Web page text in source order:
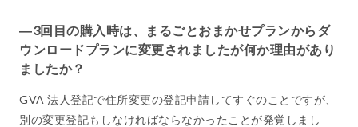
―3回目の購入時は、まるごとおまかせプランからダ
ウンロードプランに変更されましたが何か理由があり
ましたか？
GVA 法人登記で住所変更の登記申請してすぐのことですが、
別の変更登記もしなければならなかったことが発覚しまし